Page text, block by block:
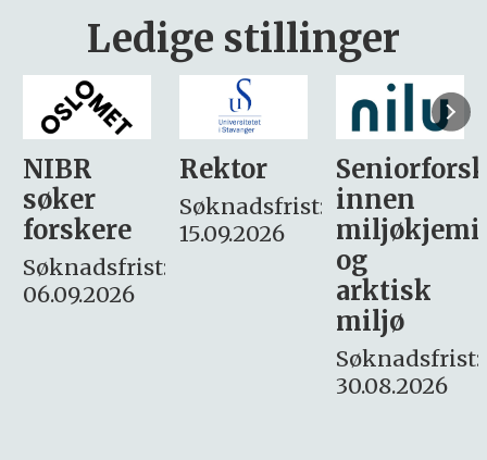
Ledige stillinger
Rektor
Søknadsfrist:
15.09.2026
Seniorforsker
innen
miljøkjemi
søker
– fast
Søknadsfrist:
16. august.